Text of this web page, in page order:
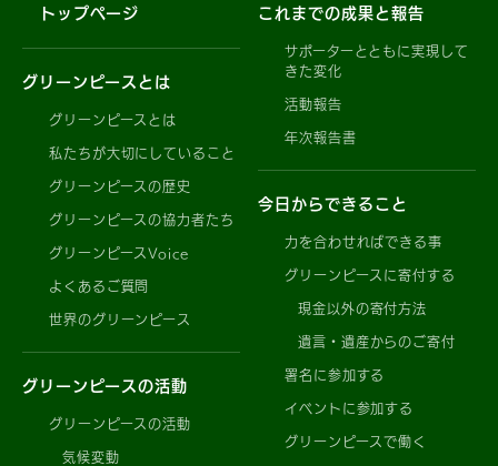
トップページ
グリーンピースとは
グリーンピースとは
私たちが大切にしていること
グリーンピースの歴史
グリーンピースの協力者たち
グリーンピースVoice
よくあるご質問
世界のグリーンピース
グリーンピースの活動
グリーンピースの活動
気候変動
これまでの成果と報告
サポーターとともに実現して
きた変化
活動報告
年次報告書
今日からできること
力を合わせればできる事
グリーンピースに寄付する
現金以外の寄付方法
遺言・遺産からのご寄付
署名に参加する
イベントに参加する
グリーンピースで働く